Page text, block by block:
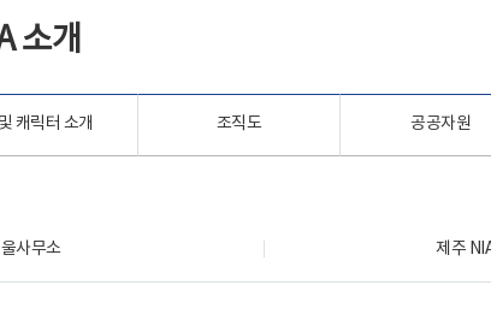
소개
캐릭터 소개 조직도 공공자원
사무소 제주